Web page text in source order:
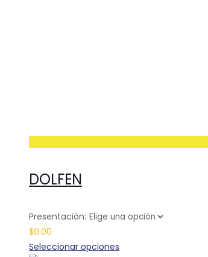
DOLFEN
Presentación:
$0.00
Seleccionar opciones